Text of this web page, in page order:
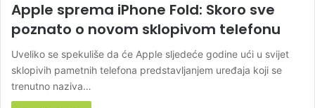
Apple sprema iPhone Fold: Skoro sve
poznato o novom sklopivom telefonu
Uveliko se spekuliše da će Apple sljedeće godine ući u svijet
sklopivih pametnih telefona predstavljanjem uređaja koji se
trenutno naziva…